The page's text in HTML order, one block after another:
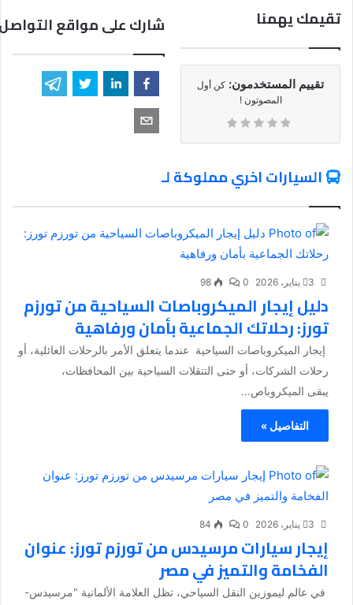
تقيمك يهمنا
تقييم المستخدمون: كن أول
المصوتون !
شارك على مواقع
السيارات اخري مملوكة لـ
3 يناير، 2026 0
98
دليل إيجار الميكروباصات السياحية من تورزم
تورز: رحلاتك الجماعية بأمان ورفاهية
إيجار الميكروباصات السياحية عندما يتعلق الأمر بالرحلات العائلية، أو
رحلات الشركات، أو حتى التنقلات السياحية بين المحافظات،
يبقى الميكروباص...
التفاصيل »
3 يناير، 2026 0
84
إيجار سيارات مرسيدس من تورزم تورز: عنوان
الفخامة والتميز في مصر
في عالم ليموزين النقل السياحي، تظل العلامة الألمانية "مرسيدس-